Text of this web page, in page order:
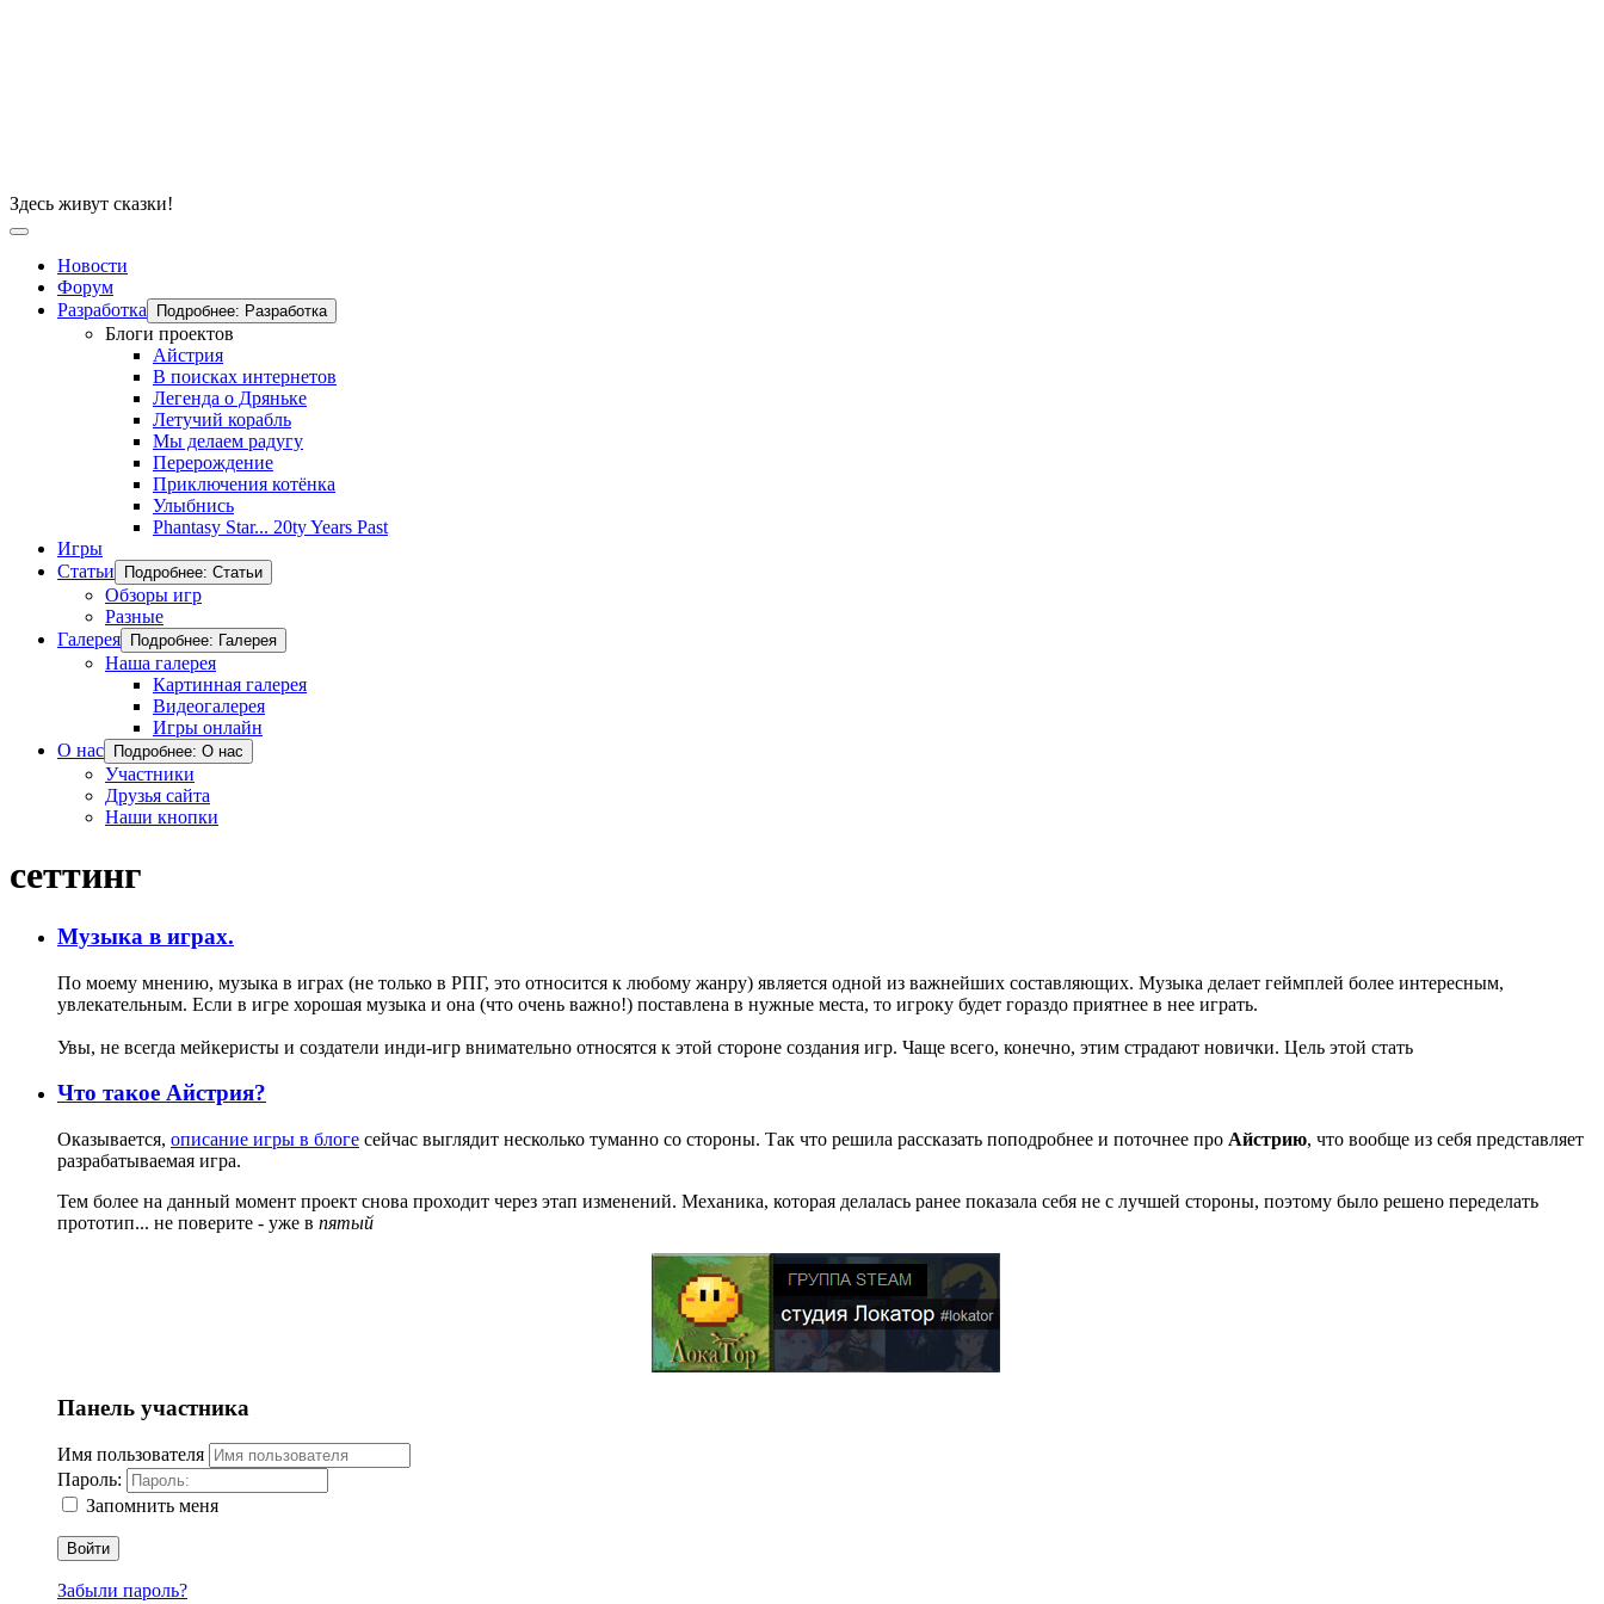
Здесь живут сказки!
Новости
Форум
Разработка
Подробнее: Разработка
Блоги проектов
Айстрия
В поисках интернетов
Легенда о Дряньке
Летучий корабль
Мы делаем радугу
Перерождение
Приключения котёнка
Улыбнись
Phantasy Star... 20ty Years Past
Игры
Статьи
Подробнее: Статьи
Обзоры игр
Разные
Галерея
Подробнее: Галерея
Наша галерея
Картинная галерея
Видеогалерея
Игры онлайн
О нас
Подробнее: О нас
Участники
Друзья сайта
Наши кнопки
сеттинг
Музыка в играх.
По моему мнению, музыка в играх (не только в РПГ, это относится к любому жанру) является одной из важнейших составляющих. Музыка делает геймплей более интересным,
увлекательным. Если в игре хорошая музыка и она (что очень важно!) поставлена в нужные места, то игроку будет гораздо приятнее в нее играть.
Увы, не всегда мейкеристы и создатели инди-игр внимательно относятся к этой стороне создания игр. Чаще всего, конечно, этим страдают новички. Цель этой стать
Что такое Айстрия?
Оказывается, описание игры в блоге сейчас выглядит несколько туманно со стороны. Так что решила рассказать поподробнее и поточнее про Айстрию, что вообще из себя представляет
разрабатываемая игра.
Тем более на данный момент проект снова проходит через этап изменений. Механика, которая делалась ранее показала себя не с лучшей стороны, поэтому было решено переделать
прототип... не поверите - уже в пятый
Панель участника
Имя пользователя
Пароль:
Запомнить меня
Войти
Забыли пароль?